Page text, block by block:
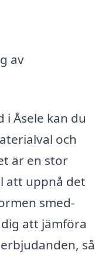
av
i Åsele kan du
och
är en stor
att uppnå det
smed-
att jämföra
så